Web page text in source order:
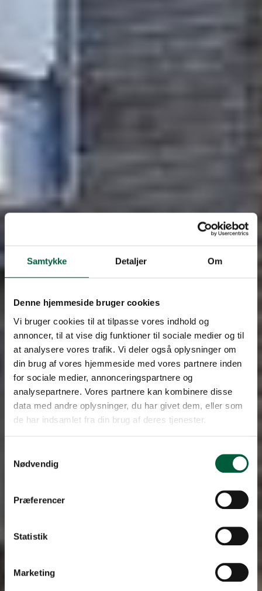
Samtykke Detaljer Om
Denne hjemmeside bruger cookies
Vi bruger cookies til at tilpasse vores indhold og
annoncer, til at vise dig funktioner til sociale medier og til
at analysere vores trafik. Vi deler også oplysninger om
din brug af vores hjemmeside med vores partnere inden
for sociale medier, annonceringspartnere og
analysepartnere. Vores partnere kan kombinere disse
data med andre oplysninger, du har givet dem, eller som
de har indsamlet fra din brug af deres tjenester.
Nødvendig
Præferencer
Statistik
Marketing